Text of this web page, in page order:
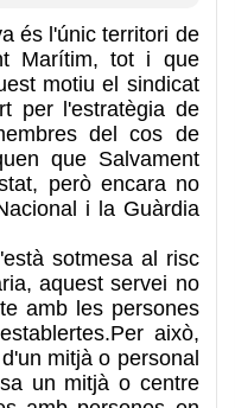
és l'únic territori de
Marítim, tot i que
motiu el sindicat
per l'estratègia de
del cos de
que Salvament
però encara no
i la Guàrdia
sotmesa al risc
aquest servei no
amb les persones
això,
mitjà o personal
un mitjà o centre